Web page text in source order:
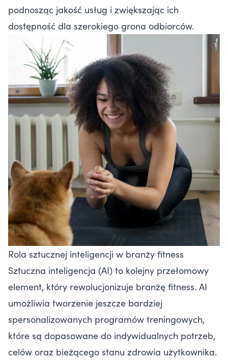
podnosząc jakość usług i zwiększając ich
dostępność dla szerokiego grona odbiorców.
Rola sztucznej inteligencji w branży fitness
Sztuczna inteligencja (AI) to kolejny przełomowy
element, który rewolucjonizuje branżę fitness. AI
umożliwia tworzenie jeszcze bardziej
spersonalizowanych programów treningowych,
które są dopasowane do indywidualnych potrzeb,
celów oraz bieżącego stanu zdrowia użytkownika.